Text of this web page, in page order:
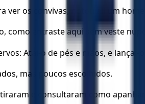
ver os convivas, notou ali um
como entraste aqui sem veste
Atai-o de pés e mãos, e
mas poucos escolhidos.
e consultaram como